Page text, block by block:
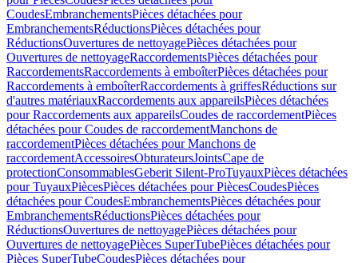
CoudesEmbranchementsPièces détachées pour
EmbranchementsRéductionsPièces détachées pour
RéductionsOuvertures de nettoyagePièces détachées pour
Ouvertures de nettoyageRaccordementsPièces détachées pour
RaccordementsRaccordements à emboîterPièces détachées pour
Raccordements à emboîterRaccordements à griffesRéductions sur
d'autres matériauxRaccordements aux appareilsPièces détachées
pour Raccordements aux appareilsCoudes de raccordementPièces
détachées pour Coudes de raccordementManchons de
raccordementPièces détachées pour Manchons de
raccordementAccessoiresObturateursJointsCape de
protectionConsommablesGeberit Silent-ProTuyauxPièces détachées
pour TuyauxPiècesPièces détachées pour PiècesCoudesPièces
détachées pour CoudesEmbranchementsPièces détachées pour
EmbranchementsRéductionsPièces détachées pour
RéductionsOuvertures de nettoyagePièces détachées pour
Ouvertures de nettoyagePièces SuperTubePièces détachées pour
Pièces SuperTubeCoudesPièces détachées pour